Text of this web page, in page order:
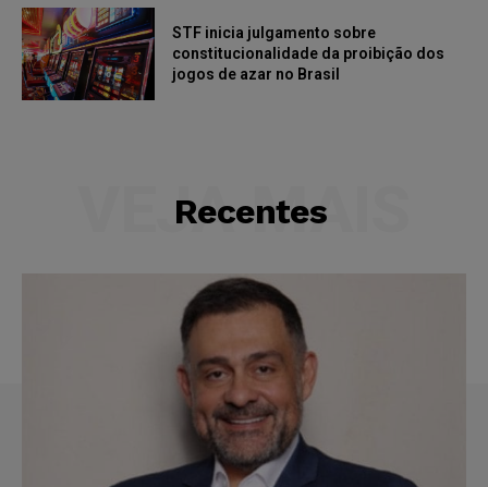
STF inicia julgamento sobre
constitucionalidade da proibição dos
jogos de azar no Brasil
Recentes
VEJA MAIS